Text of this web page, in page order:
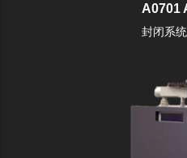
A0701
封闭系